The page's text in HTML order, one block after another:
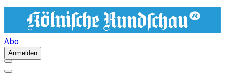
Abo
Anmelden